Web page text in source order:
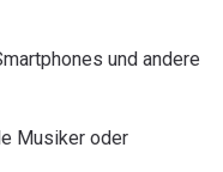
und andere
Musiker oder